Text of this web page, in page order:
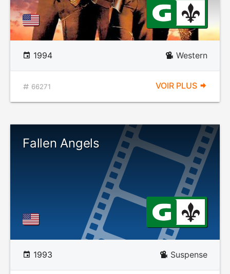
1994 Western
66271 VOIR PLUS
Fallen Angels
1993 Suspense